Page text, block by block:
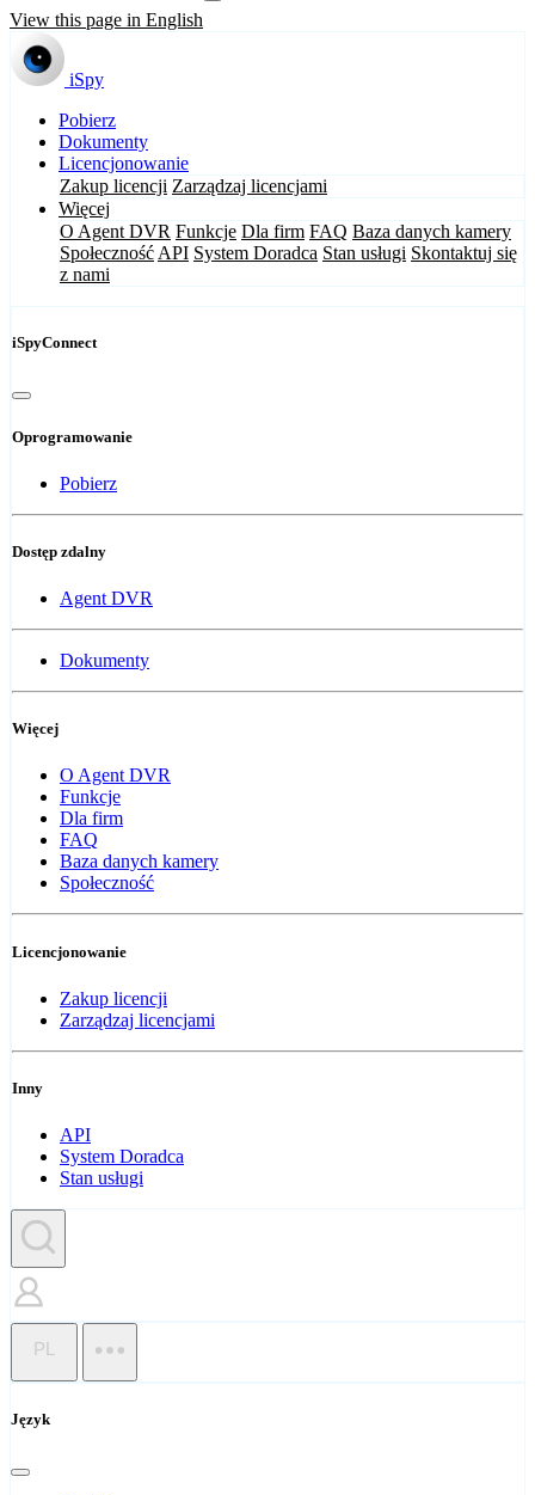
View this page in English
iSpy
Pobierz
Dokumenty
Licencjonowanie
Zakup licencji Zarządzaj licencjami
Więcej
O Agent DVR Funkcje Dla firm FAQ Baza danych kamery
Społeczność API System Doradca Stan usługi Skontaktuj się
z nami
iSpyConnect
Oprogramowanie
Pobierz
Dostęp zdalny
Agent DVR
Dokumenty
Więcej
O Agent DVR
Funkcje
Dla firm
FAQ
Baza danych kamery
Społeczność
Licencjonowanie
Zakup licencji
Zarządzaj licencjami
Inny
API
System Doradca
Stan usługi
PL
Język